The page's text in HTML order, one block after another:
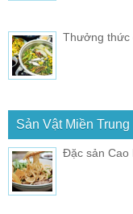
Thưởng thức
Sản Vật Miền Trung
Đặc sản Cao